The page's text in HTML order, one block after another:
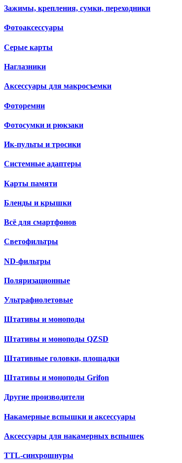
Зажимы, крепления, сумки, переходники
Фотоаксессуары
Серые карты
Наглазники
Аксессуары для макросъемки
Фоторемни
Фотосумки и рюкзаки
Ик-пульты и тросики
Системные адаптеры
Карты памяти
Бленды и крышки
Всё для смартфонов
Светофильтры
ND-фильтры
Поляризационные
Ультрафиолетовые
Штативы и моноподы
Штативы и моноподы QZSD
Штативные головки, площадки
Штативы и моноподы Grifon
Другие производители
Накамерные вспышки и аксессуары
Аксессуары для накамерных вспышек
TTL-синхрошнуры